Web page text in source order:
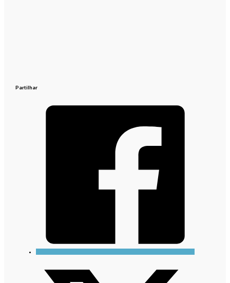
Partilhar